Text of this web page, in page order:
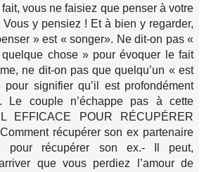
vous ne faisiez que penser à votre
y pensiez ! Et à bien y regarder,
» est « songer». Ne dit-on pas «
chose » pour évoquer le fait
ne dit-on pas que quelqu’un « est
signifier qu’il est profondément
Le couple n’échappe pas à cette
EFFICACE POUR RÉCUPÉRER
récupérer son ex partenaire
pour récupérer son ex.- Il peut,
que vous perdiez l’amour de